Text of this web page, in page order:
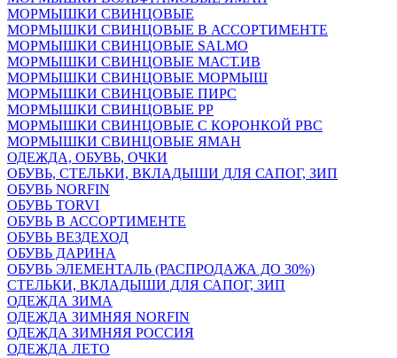
МОРМЫШКИ СВИНЦОВЫЕ
МОРМЫШКИ СВИНЦОВЫЕ В АССОРТИМЕНТЕ
МОРМЫШКИ СВИНЦОВЫЕ SALMO
МОРМЫШКИ СВИНЦОВЫЕ МАСТ.ИВ
МОРМЫШКИ СВИНЦОВЫЕ МОРМЫШ
МОРМЫШКИ СВИНЦОВЫЕ ПИРС
МОРМЫШКИ СВИНЦОВЫЕ РР
МОРМЫШКИ СВИНЦОВЫЕ С КОРОНКОЙ РВС
МОРМЫШКИ СВИНЦОВЫЕ ЯМАН
ОДЕЖДА, ОБУВЬ, ОЧКИ
ОБУВЬ, СТЕЛЬКИ, ВКЛАДЫШИ ДЛЯ САПОГ, ЗИП
ОБУВЬ NORFIN
ОБУВЬ TORVI
ОБУВЬ В АССОРТИМЕНТЕ
ОБУВЬ ВЕЗДЕХОД
ОБУВЬ ДАРИНА
ОБУВЬ ЭЛЕМЕНТАЛЬ (РАСПРОДАЖА ДО 30%)
СТЕЛЬКИ, ВКЛАДЫШИ ДЛЯ САПОГ, ЗИП
ОДЕЖДА ЗИМА
ОДЕЖДА ЗИМНЯЯ NORFIN
ОДЕЖДА ЗИМНЯЯ РОССИЯ
ОДЕЖДА ЛЕТО